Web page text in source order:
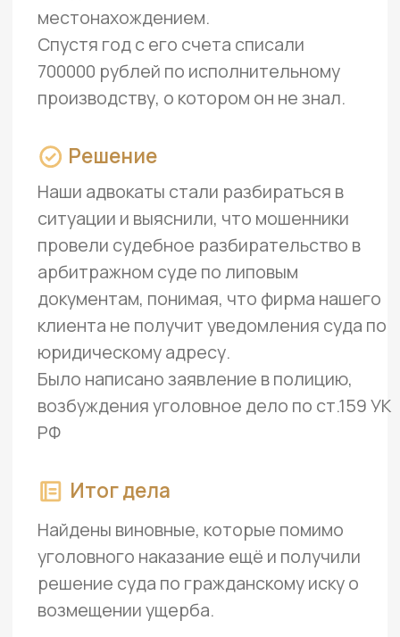
Не полагаемся лишь
на свой опыт
К каждой ситуации
подходим основательно
В нашей работе нет мелочей
и незначительных деталей
Не применяем шаблонных
подходов и решений
Скурпулезно вникаем в дело,
что позволяет выстроить
защиты